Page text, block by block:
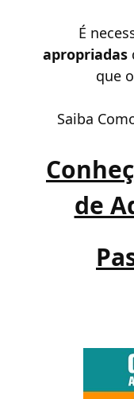
É
apropriadas
que
Saiba
de